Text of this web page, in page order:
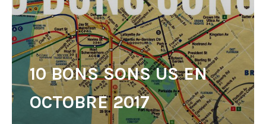
10 BONS SONS US EN
OCTOBRE 2017